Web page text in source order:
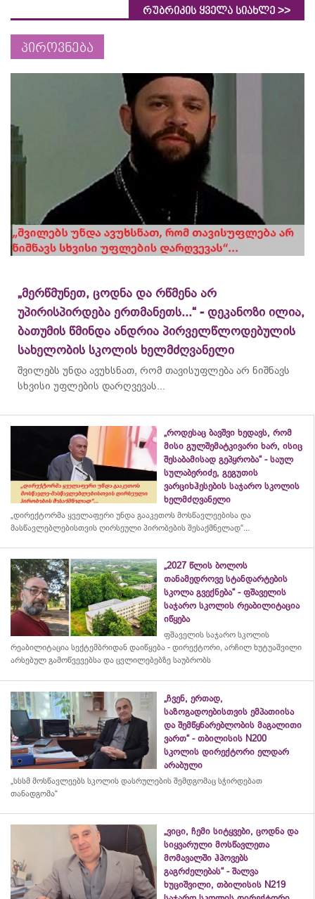
რუბრიკის ყველა სიახლე >>
პიროვნება
„მერწმუნეთ, ცოდნა და რწმენა არ
უპირისპირდება ერთმანეთს...“ - დეკანოზი ილია,
ბათუმის წმინდა ანდრია პირველწლოდებულის
სახელობის სკოლის ხელმძღვანელი
შვილებს უნდა ავუხსნათ, რომ თავისუფლება არ ნიშნავს
სხვისი უფლების დარღვევას...
„როდესაც ბავშვი ხედავს, რომ
მისი გულშემატკივარი ხარ, ისიც
შესაბამისად გეპყრობა“ - საულ
სულაბერიძე, გეგუთის
ვარციხჰესების საჯარო სკოლის
ხელმძღვანელი
„დირექტორმა ყველაფერი უნდა გააკეთოს მოსწავლეებისა და
მასწავლებლებისთვის ღირსეული პირობების შესაქმნელად“...
„2027 წლის ბოლოს
თანამედროვე სტანდარტების
სკოლა გვექნება“ - ფშაველის
საჯარო სკოლის რეაბილიტაცია
იწყება
ფშაველის საჯარო სკოლის
რეაბილიტაცია სექტემბრიდან დაიწყება - დირექტორი, არჩილ ხუტუაშვილი
არსებულ გამოწვევებსა და ცვლილებებზე საუბრობს
„ჩვენ, ერთად,
საზოგადოებისთვის ემპათიისა
და შემწყნარებლობის მაგალითი
ვართ“ - თბილისის N200
სკოლის დირექტორი ელდარ
არაბული
„სსსმ მოსწავლეებს სკოლის დასრულების შემდგომაც სჭირდებათ
თანადგომა“
„ვიცი, ჩემი სიტყვები, ცოდნა და
სიყვარული მოსწავლეთა
მომავალში ჰპოვებს
გაგრძელებას“ - შალვა
ხუციშვილი, თბილისის N219